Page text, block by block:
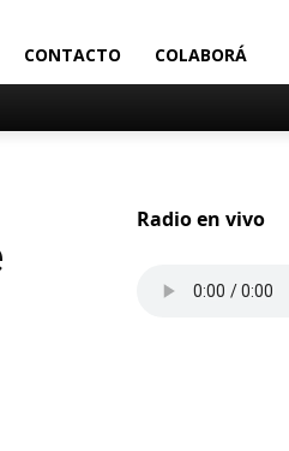
CONTACTO COLABORÁ
Radio en vivo